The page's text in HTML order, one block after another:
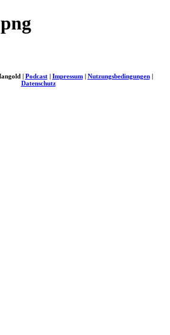
| Podcast| Impressum| Nutzungsbedingungen|
Datenschutz